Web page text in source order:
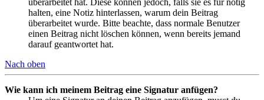
halten, eine Notiz hinterlassen, warum dein Beitrag
überarbeitet wurde. Bitte beachte, dass normale Benutzer
einen Beitrag nicht löschen können, wenn bereits jemand
darauf geantwortet hat.
Nach oben
Wie kann ich meinem Beitrag eine Signatur anfügen?